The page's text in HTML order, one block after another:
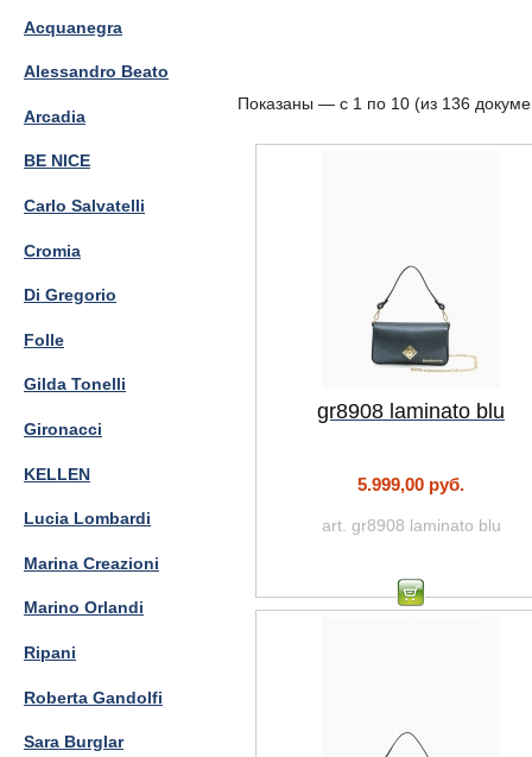
Показаны — с 1 по 10 (из 136
gr8908 laminato blu
5.999,00 руб.
art. gr8908 laminato blu
Acquanegra
Alessandro Beato
Arcadia
BE NICE
Carlo Salvatelli
Cromia
Di Gregorio
Folle
Gilda Tonelli
Gironacci
KELLEN
Lucia Lombardi
Marina Creazioni
Marino Orlandi
Ripani
Roberta Gandolfi
Sara Burglar